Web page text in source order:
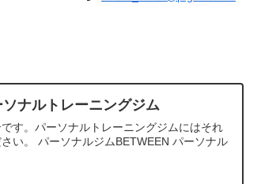
ソナルトレーニングジム
す。パーソナルトレーニングジムにはそれ
い。 パーソナルジムBETWEEN パーソナル